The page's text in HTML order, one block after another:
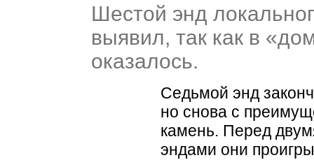
Шестой энд
выявил, так как в «
оказалось.
Седьмой энд
но снова с
камень. Перед
эндами они